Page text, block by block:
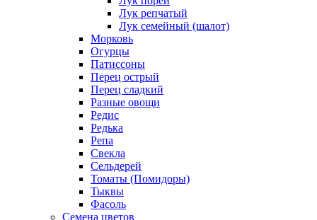
Лук репчатый
Лук семейный (шалот)
Морковь
Огурцы
Патиссоны
Перец острый
Перец сладкий
Разные овощи
Редис
Редька
Репа
Свекла
Сельдерей
Томаты (Помидоры)
Тыквы
Фасоль
Семена цветов